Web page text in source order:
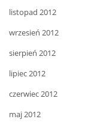
listopad 2012
wrzesień 2012
sierpień 2012
lipiec 2012
czerwiec 2012
maj 2012